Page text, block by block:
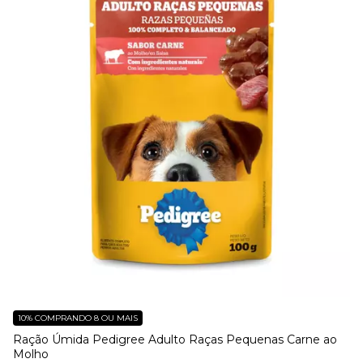
Ração Úmida Pedigree Adulto Raças Pequenas Carne ao
Molho
10% COMPRANDO 8 OU MAIS